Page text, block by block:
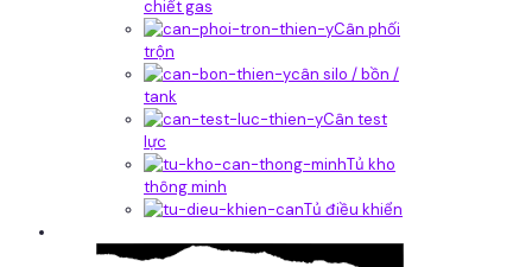
chiết gas
Cân phối
trộn
cân silo / bồn /
tank
Cân test
lực
Tủ kho
thông minh
Tủ điều khiển